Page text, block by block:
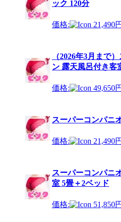
ック 120分
価格: 21,490
（2026年3月まで
ン 露天風呂付き客
価格: 49,650
スーパーコンパニ
価格: 21,490
スーパーコンパニ
室 5畳＋2ベッド
価格: 51,850